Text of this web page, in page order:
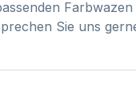
Sie uns